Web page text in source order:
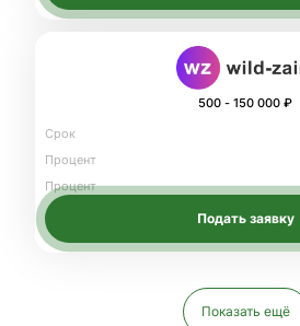
500 - 150 000 ₽
Срок
Процент
Процент
Подать заявку
Показать ещё